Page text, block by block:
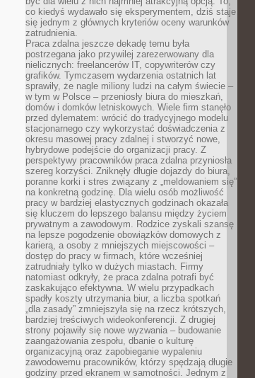
co kiedyś wydawało się eksperymentem, dziś staje
się jednym z głównych kryteriów oceny warunków
zatrudnienia.
Praca zdalna jeszcze dekadę temu była
postrzegana jako przywilej zarezerwowany dla
nielicznych: freelancerów IT, copywriterów czy
grafików. Tymczasem wydarzenia ostatnich lat
sprawiły, że nagle miliony ludzi na całym świecie –
w tym w Polsce – przeniosły biura do mieszkań,
domów i domków letniskowych. Wiele firm stanęło
przed dylematem: wrócić do tradycyjnego modelu
stacjonarnego czy wykorzystać doświadczenia z
okresu masowej pracy zdalnej i stworzyć nowe,
hybrydowe podejście do organizacji pracy. Z
perspektywy pracowników praca zdalna przyniosła
szereg korzyści. Zniknęły długie dojazdy do biura,
poranne korki i stres związany z „meldowaniem się”
na konkretną godzinę. Dla wielu osób możliwość
pracy w bardziej elastycznych godzinach okazała
się kluczem do lepszego balansu między życiem
prywatnym a zawodowym. Rodzice zyskali szansę
na lepsze pogodzenie obowiązków domowych z
karierą, a osoby z mniejszych miejscowości –
dostęp do pracy w firmach, które wcześniej
zatrudniały tylko w dużych miastach. Firmy
natomiast odkryły, że praca zdalna potrafi być
zaskakująco efektywna. W wielu przypadkach
spadły koszty utrzymania biur, a liczba spotkań
„dla zasady” zmniejszyła się na rzecz krótszych,
bardziej treściwych wideokonferencji. Z drugiej
strony pojawiły się nowe wyzwania – budowanie
zaangażowania zespołu, dbanie o kulturę
organizacyjną oraz zapobieganie wypaleniu
zawodowemu pracowników, którzy spędzają długie
godziny przed ekranem w samotności. Jednym z